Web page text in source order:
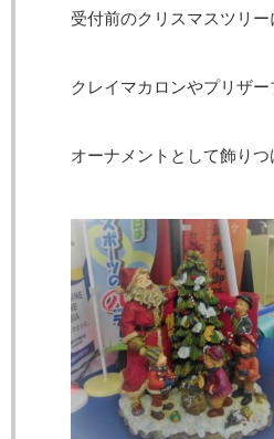
受付前のクリスマスツリ
クレイマカロンやプリザ
オーナメントとして飾り